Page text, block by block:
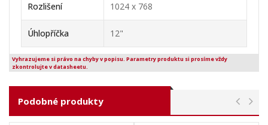
Rozlišení 1024 x 768
Úhlopříčka 12"
Vyhrazujeme si právo na chyby v popisu. Parametry produktu si prosíme vždy
zkontrolujte v datasheetu.
Podobné produkty